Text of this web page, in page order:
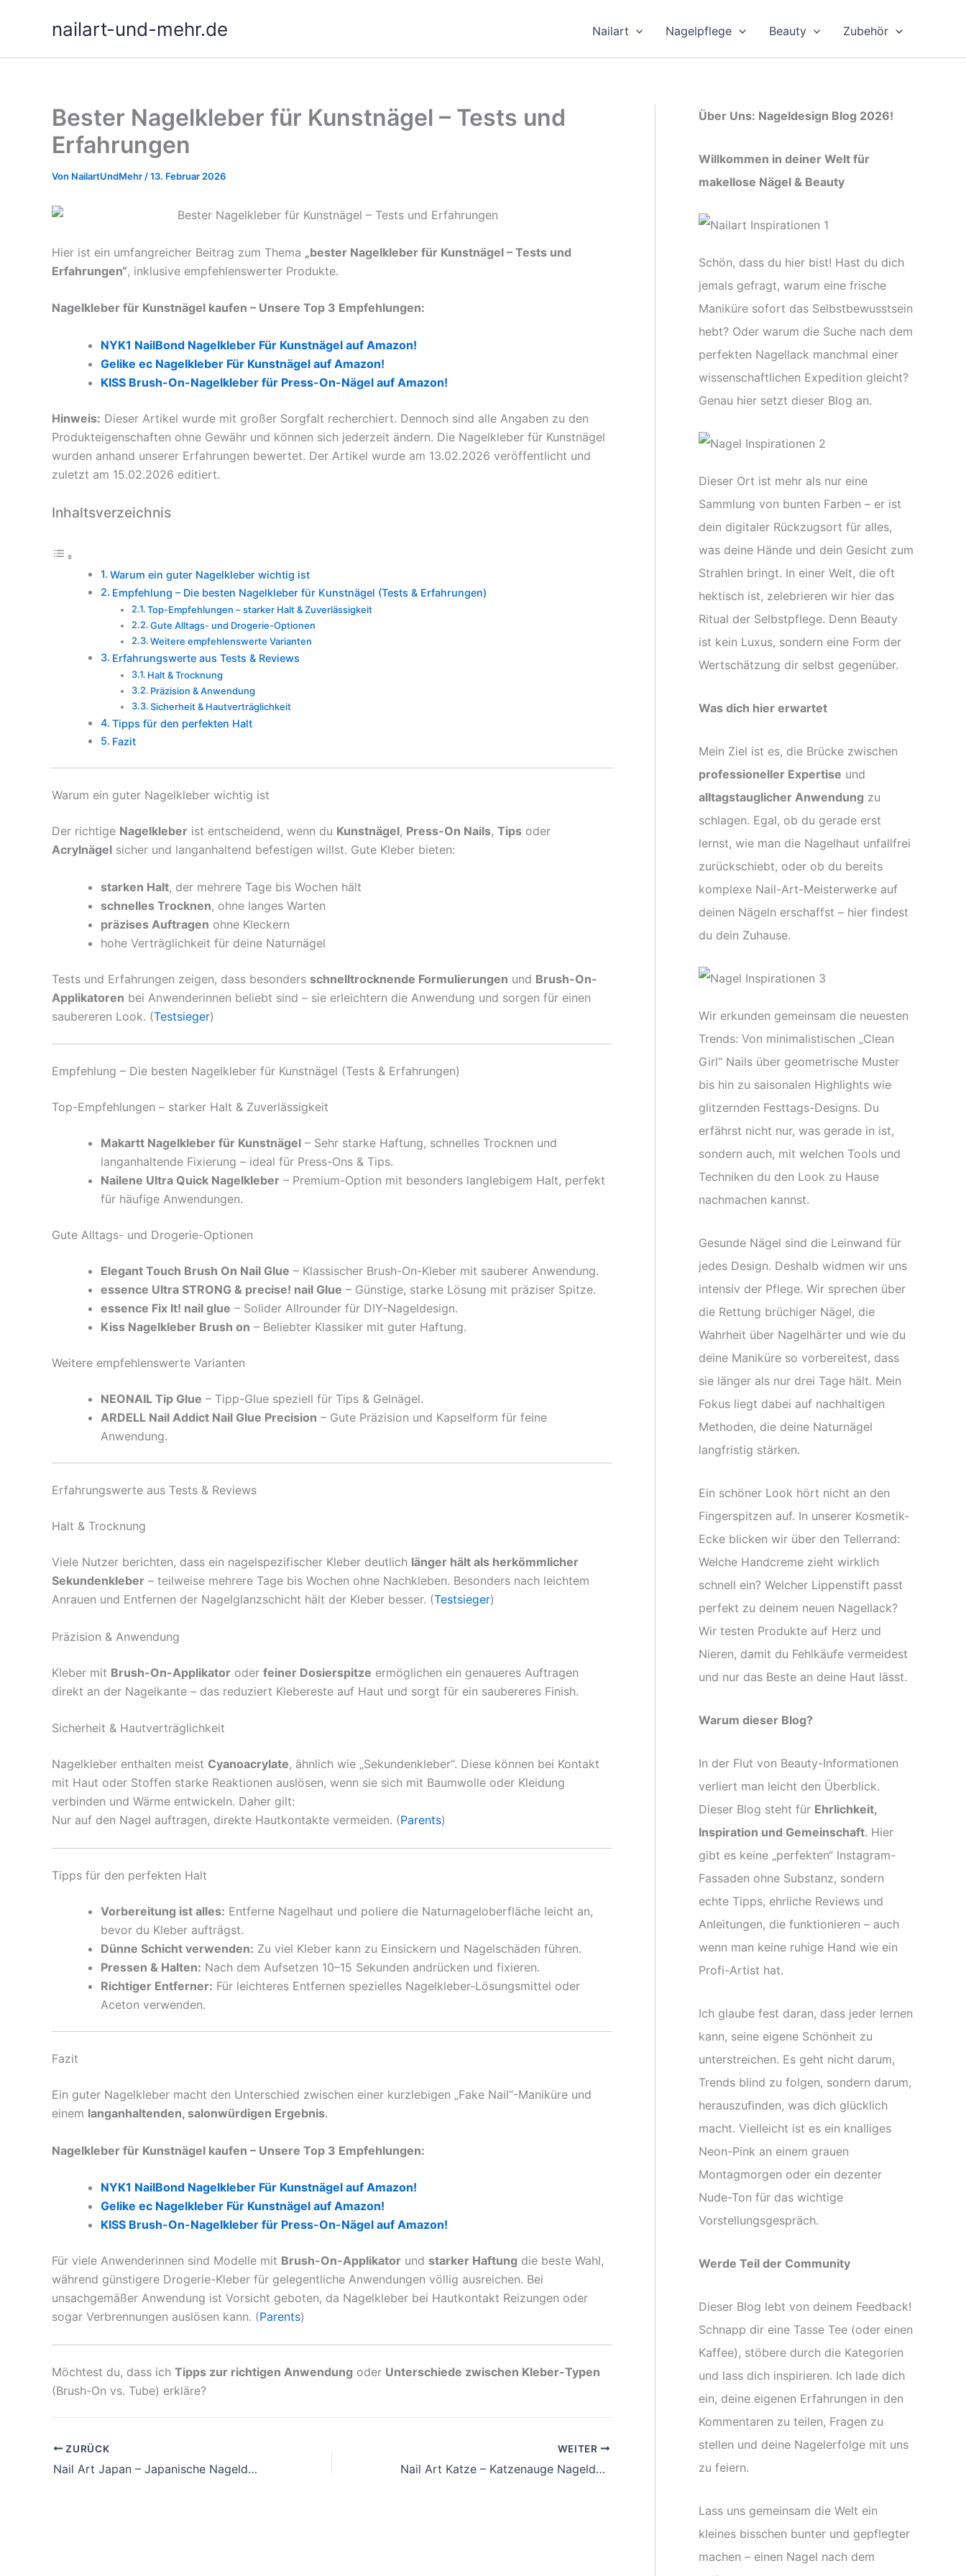
nailart-und-mehr.de Nailart Nagelpflege Beauty Zubehör
Bester Nagelkleber für Kunstnägel – Tests und
Erfahrungen
Von NailartUndMehr /13. Februar 2026
Hier ist ein umfangreicher Beitrag zum Thema „bester Nagelkleber für Kunstnägel – Tests und
Erfahrungen“, inklusive empfehlenswerter Produkte.
Nagelkleber für Kunstnägel kaufen – Unsere Top 3 Empfehlungen:
NYK1 NailBond Nagelkleber Für Kunstnägel auf Amazon!
Gelike ec Nagelkleber Für Kunstnägel auf Amazon!
KISS Brush-On-Nagelkleber für Press-On-Nägel auf Amazon!
Hinweis: Dieser Artikel wurde mit großer Sorgfalt recherchiert. Dennoch sind alle Angaben zu den
Produkteigenschaften ohne Gewähr und können sich jederzeit ändern. Die Nagelkleber für Kunstnägel
wurden anhand unserer Erfahrungen bewertet. Der Artikel wurde am 13.02.2026 veröffentlicht und
zuletzt am 15.02.2026 editiert.
Inhaltsverzeichnis
Warum ein guter Nagelkleber wichtig ist
Empfehlung – Die besten Nagelkleber für Kunstnägel (Tests & Erfahrungen)
Top-Empfehlungen – starker Halt & Zuverlässigkeit
Gute Alltags- und Drogerie-Optionen
Weitere empfehlenswerte Varianten
Erfahrungswerte aus Tests & Reviews
Halt & Trocknung
Präzision & Anwendung
Sicherheit & Hautverträglichkeit
Tipps für den perfekten Halt
Fazit
Warum ein guter Nagelkleber wichtig ist
Der richtige Nagelkleber ist entscheidend, wenn du Kunstnägel, Press-On Nails, Tips oder
Acrylnägel sicher und langanhaltend befestigen willst. Gute Kleber bieten:
starken Halt, der mehrere Tage bis Wochen hält
schnelles Trocknen, ohne langes Warten
präzises Auftragen ohne Kleckern
hohe Verträglichkeit für deine Naturnägel
Tests und Erfahrungen zeigen, dass besonders schnelltrocknende Formulierungen und Brush-On-
Applikatoren bei Anwenderinnen beliebt sind – sie erleichtern die Anwendung und sorgen für einen
saubereren Look. (Testsieger)
Empfehlung – Die besten Nagelkleber für Kunstnägel (Tests & Erfahrungen)
Top-Empfehlungen – starker Halt & Zuverlässigkeit
Makartt Nagelkleber für Kunstnägel – Sehr starke Haftung, schnelles Trocknen und
langanhaltende Fixierung – ideal für Press-Ons & Tips.
Nailene Ultra Quick Nagelkleber – Premium-Option mit besonders langlebigem Halt, perfekt
für häufige Anwendungen.
Gute Alltags- und Drogerie-Optionen
Elegant Touch Brush On Nail Glue – Klassischer Brush-On-Kleber mit sauberer Anwendung.
essence Ultra STRONG & precise! nail Glue – Günstige, starke Lösung mit präziser Spitze.
essence Fix It! nail glue – Solider Allrounder für DIY-Nageldesign.
Kiss Nagelkleber Brush on – Beliebter Klassiker mit guter Haftung.
Weitere empfehlenswerte Varianten
NEONAIL Tip Glue – Tipp-Glue speziell für Tips & Gelnägel.
ARDELL Nail Addict Nail Glue Precision – Gute Präzision und Kapselform für feine
Anwendung.
Erfahrungswerte aus Tests & Reviews
Halt & Trocknung
Viele Nutzer berichten, dass ein nagelspezifischer Kleber deutlich länger hält als herkömmlicher
Sekundenkleber – teilweise mehrere Tage bis Wochen ohne Nachkleben. Besonders nach leichtem
Anrauen und Entfernen der Nagelglanzschicht hält der Kleber besser. (Testsieger)
Präzision & Anwendung
Kleber mit Brush-On-Applikator oder feiner Dosierspitze ermöglichen ein genaueres Auftragen
direkt an der Nagelkante – das reduziert Klebereste auf Haut und sorgt für ein saubereres Finish.
Sicherheit & Hautverträglichkeit
Nagelkleber enthalten meist Cyanoacrylate, ähnlich wie „Sekundenkleber“. Diese können bei Kontakt
mit Haut oder Stoffen starke Reaktionen auslösen, wenn sie sich mit Baumwolle oder Kleidung
verbinden und Wärme entwickeln. Daher gilt:
Nur auf den Nagel auftragen, direkte Hautkontakte vermeiden. (Parents)
Tipps für den perfekten Halt
Vorbereitung ist alles: Entferne Nagelhaut und poliere die Naturnageloberfläche leicht an,
bevor du Kleber aufträgst.
Dünne Schicht verwenden: Zu viel Kleber kann zu Einsickern und Nagelschäden führen.
Pressen & Halten: Nach dem Aufsetzen 10–15 Sekunden andrücken und fixieren.
Richtiger Entferner: Für leichteres Entfernen spezielles Nagelkleber-Lösungsmittel oder
Aceton verwenden.
Fazit
Ein guter Nagelkleber macht den Unterschied zwischen einer kurzlebigen „Fake Nail“-Maniküre und
einem langanhaltenden, salonwürdigen Ergebnis.
Nagelkleber für Kunstnägel kaufen – Unsere Top 3 Empfehlungen:
NYK1 NailBond Nagelkleber Für Kunstnägel auf Amazon!
Gelike ec Nagelkleber Für Kunstnägel auf Amazon!
KISS Brush-On-Nagelkleber für Press-On-Nägel auf Amazon!
Für viele Anwenderinnen sind Modelle mit Brush-On-Applikator und starker Haftung die beste Wahl,
während günstigere Drogerie-Kleber für gelegentliche Anwendungen völlig ausreichen. Bei
unsachgemäßer Anwendung ist Vorsicht geboten, da Nagelkleber bei Hautkontakt Reizungen oder
sogar Verbrennungen auslösen kann. (Parents)
Möchtest du, dass ich Tipps zur richtigen Anwendung oder Unterschiede zwischen Kleber-Typen
(Brush-On vs. Tube) erkläre?
ZURÜCK
Nail Art Japan – Japanische Nageldesign Ideen & Trends
WEITER
Nail Art Katze – Katzenauge Nageldesign Ideen & Trends
Über Uns: Nageldesign Blog 2026!
Willkommen in deiner Welt für
makellose Nägel & Beauty
Schön, dass du hier bist! Hast du dich
jemals gefragt, warum eine frische
Maniküre sofort das Selbstbewusstsein
hebt? Oder warum die Suche nach dem
perfekten Nagellack manchmal einer
wissenschaftlichen Expedition gleicht?
Genau hier setzt dieser Blog an.
Dieser Ort ist mehr als nur eine
Sammlung von bunten Farben – er ist
dein digitaler Rückzugsort für alles,
was deine Hände und dein Gesicht zum
Strahlen bringt. In einer Welt, die oft
hektisch ist, zelebrieren wir hier das
Ritual der Selbstpflege. Denn Beauty
ist kein Luxus, sondern eine Form der
Wertschätzung dir selbst gegenüber.
Was dich hier erwartet
Mein Ziel ist es, die Brücke zwischen
professioneller Expertise und
alltagstauglicher Anwendung zu
schlagen. Egal, ob du gerade erst
lernst, wie man die Nagelhaut unfallfrei
zurückschiebt, oder ob du bereits
komplexe Nail-Art-Meisterwerke auf
deinen Nägeln erschaffst – hier findest
du dein Zuhause.
Wir erkunden gemeinsam die neuesten
Trends: Von minimalistischen „Clean
Girl“ Nails über geometrische Muster
bis hin zu saisonalen Highlights wie
glitzernden Festtags-Designs. Du
erfährst nicht nur, was gerade in ist,
sondern auch, mit welchen Tools und
Techniken du den Look zu Hause
nachmachen kannst.
Gesunde Nägel sind die Leinwand für
jedes Design. Deshalb widmen wir uns
intensiv der Pflege. Wir sprechen über
die Rettung brüchiger Nägel, die
Wahrheit über Nagelhärter und wie du
deine Maniküre so vorbereitest, dass
sie länger als nur drei Tage hält. Mein
Fokus liegt dabei auf nachhaltigen
Methoden, die deine Naturnägel
langfristig stärken.
Ein schöner Look hört nicht an den
Fingerspitzen auf. In unserer Kosmetik-
Ecke blicken wir über den Tellerrand:
Welche Handcreme zieht wirklich
schnell ein? Welcher Lippenstift passt
perfekt zu deinem neuen Nagellack?
Wir testen Produkte auf Herz und
Nieren, damit du Fehlkäufe vermeidest
und nur das Beste an deine Haut lässt.
Warum dieser Blog?
In der Flut von Beauty-Informationen
verliert man leicht den Überblick.
Dieser Blog steht für Ehrlichkeit,
Inspiration und Gemeinschaft. Hier
gibt es keine „perfekten“ Instagram-
Fassaden ohne Substanz, sondern
echte Tipps, ehrliche Reviews und
Anleitungen, die funktionieren – auch
wenn man keine ruhige Hand wie ein
Profi-Artist hat.
Ich glaube fest daran, dass jeder lernen
kann, seine eigene Schönheit zu
unterstreichen. Es geht nicht darum,
Trends blind zu folgen, sondern darum,
herauszufinden, was dich glücklich
macht. Vielleicht ist es ein knalliges
Neon-Pink an einem grauen
Montagmorgen oder ein dezenter
Nude-Ton für das wichtige
Vorstellungsgespräch.
Werde Teil der Community
Dieser Blog lebt von deinem Feedback!
Schnapp dir eine Tasse Tee (oder einen
Kaffee), stöbere durch die Kategorien
und lass dich inspirieren. Ich lade dich
ein, deine eigenen Erfahrungen in den
Kommentaren zu teilen, Fragen zu
stellen und deine Nagelerfolge mit uns
zu feiern.
Lass uns gemeinsam die Welt ein
kleines bisschen bunter und gepflegter
machen – einen Nagel nach dem